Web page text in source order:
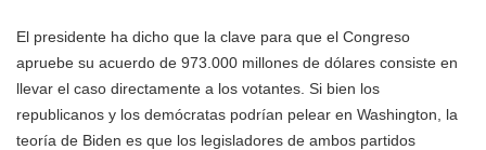
El presidente ha dicho que la clave para que el Congreso
apruebe su acuerdo de 973.000 millones de dólares consiste en
llevar el caso directamente a los votantes. Si bien los
republicanos y los demócratas podrían pelear en Washington, la
teoría de Biden es que los legisladores de ambos partidos